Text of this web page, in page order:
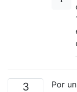
3
Por